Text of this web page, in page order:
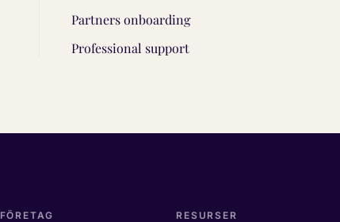
Partners onboarding
Professional support
FÖRETAG RESURSER